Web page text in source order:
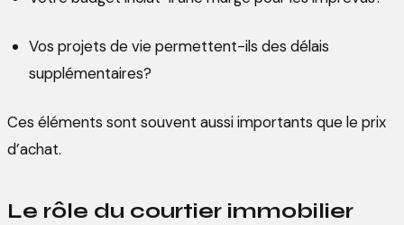
Vos projets de vie permettent-ils des délais
supplémentaires?
Ces éléments sont souvent aussi importants que le prix
d’achat.
Le rôle du courtier immobilier